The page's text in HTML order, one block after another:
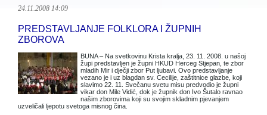
24.11.2008 14:09
PREDSTAVLJANJE FOLKLORA I ŽUPNIH
ZBOROVA
BUNA – Na svetkovinu Krista kralja, 23. 11. 2008. u našoj
župi predstavljen je župni HKUD Herceg Stjepan, te zbor
mladih Mir i dječji zbor Put ljubavi. Ovo predstavljanje
vezano je i uz blagdan sv. Cecilije, zaštitnice glazbe, koji
slavimo 22. 11. Svečanu svetu misu predvodio je župni
vikar don Mile Vidić, dok je župnik don Ivo Šutalo ravnao
našim zborovima koji su svojim skladnim pjevanjem
uzveličali ljepotu svetoga misnog čina.